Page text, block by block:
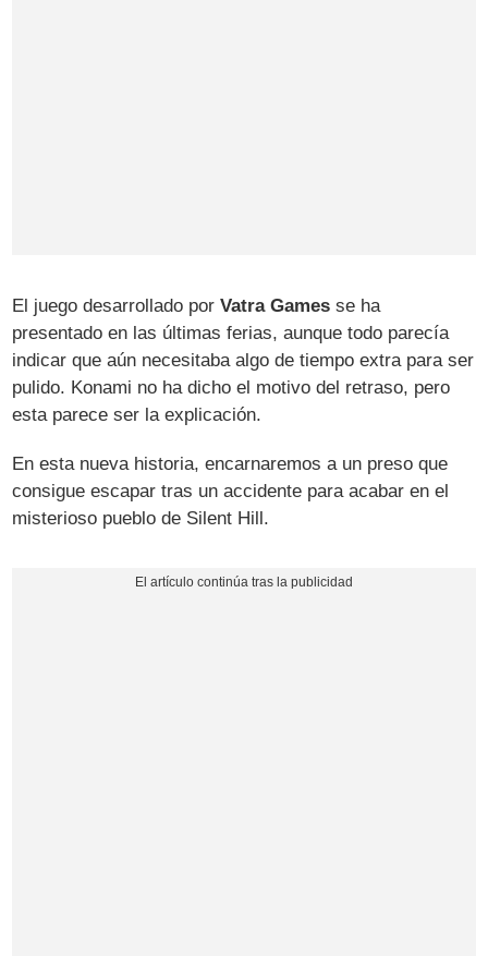
El juego desarrollado porVatra Games se ha
presentado en las últimas ferias, aunque todo parecía
indicar que aún necesitaba algo de tiempo extra para ser
pulido. Konami no ha dicho el motivo del retraso, pero
esta parece ser la explicación.
En esta nueva historia, encarnaremos a un preso que
consigue escapar tras un accidente para acabar en el
misterioso pueblo de Silent Hill.